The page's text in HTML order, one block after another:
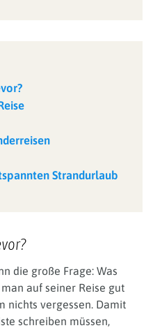
Strandurlaub
die große Frage: Was
auf seiner Reise gut
nichts vergessen. Damit
schreiben müssen,